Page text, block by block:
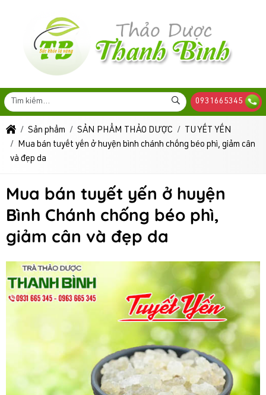
0931665345
Sản phẩm SẢN PHẨM THẢO DƯỢC
TUYẾT YẾN
Mua bán tuyết yến ở huyện bình chánh chống béo phì, giảm cân
và đẹp da
Mua bán tuyết yến ở huyện
Bình Chánh chống béo phì,
giảm cân và đẹp da